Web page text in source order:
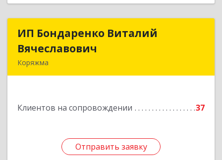
ИП Бондаренко Виталий
Вячеславович
Коряжма
Клиентов на сопровождении 37
Отправить заявку
ИП Бондаренко Виталий
Подробнее
Отправить заявку